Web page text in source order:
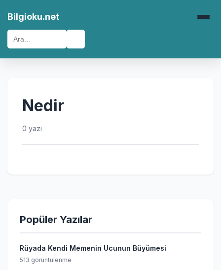
Bilgioku.net
Nedir
0 yazı
Popüler Yazılar
Rüyada Kendi Memenin Ucunun Büyümesi
513 görüntülenme